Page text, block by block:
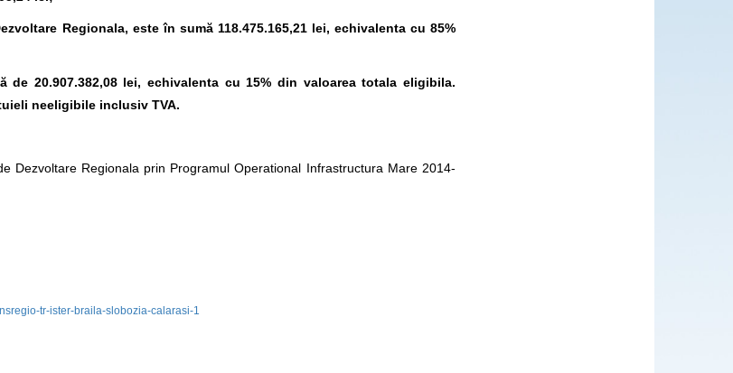
Regionala, este în sumă 118.475.165,21 lei, echivalenta cu 85%
20.907.382,08 lei, echivalenta cu 15% din valoarea totala eligibila.
neeligibile inclusiv TVA.
Dezvoltare Regionala prin Programul Operational Infrastructura Mare 2014-
tr-ister-braila-slobozia-calarasi-1